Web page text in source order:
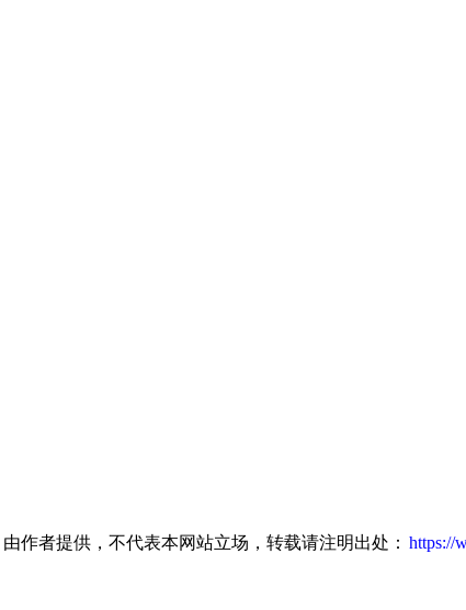
由作者提供，不代表本网站立场，转载请注明出处： https://